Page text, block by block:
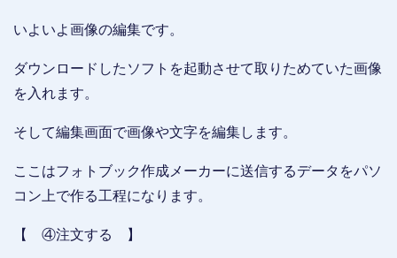
いよいよ画像の編集です。
ダウンロードしたソフトを起動させて取りためていた画像
を入れます。
そして編集画面で画像や文字を編集します。
ここはフォトブック作成メーカーに送信するデータをパソ
コン上で作る工程になります。
【 ④注文する 】